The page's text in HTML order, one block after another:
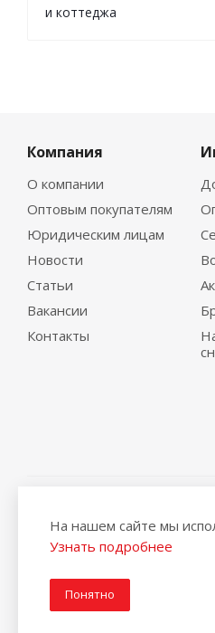
и коттеджа
Компания
О компании
Оптовым покупателям
Юридическим лицам
Новости
Статьи
Вакансии
Контакты
Вся представленная на
условиях не является
2014-2026 © Интернет
На нашем сайте мы
Узнать подробнее
Понятно